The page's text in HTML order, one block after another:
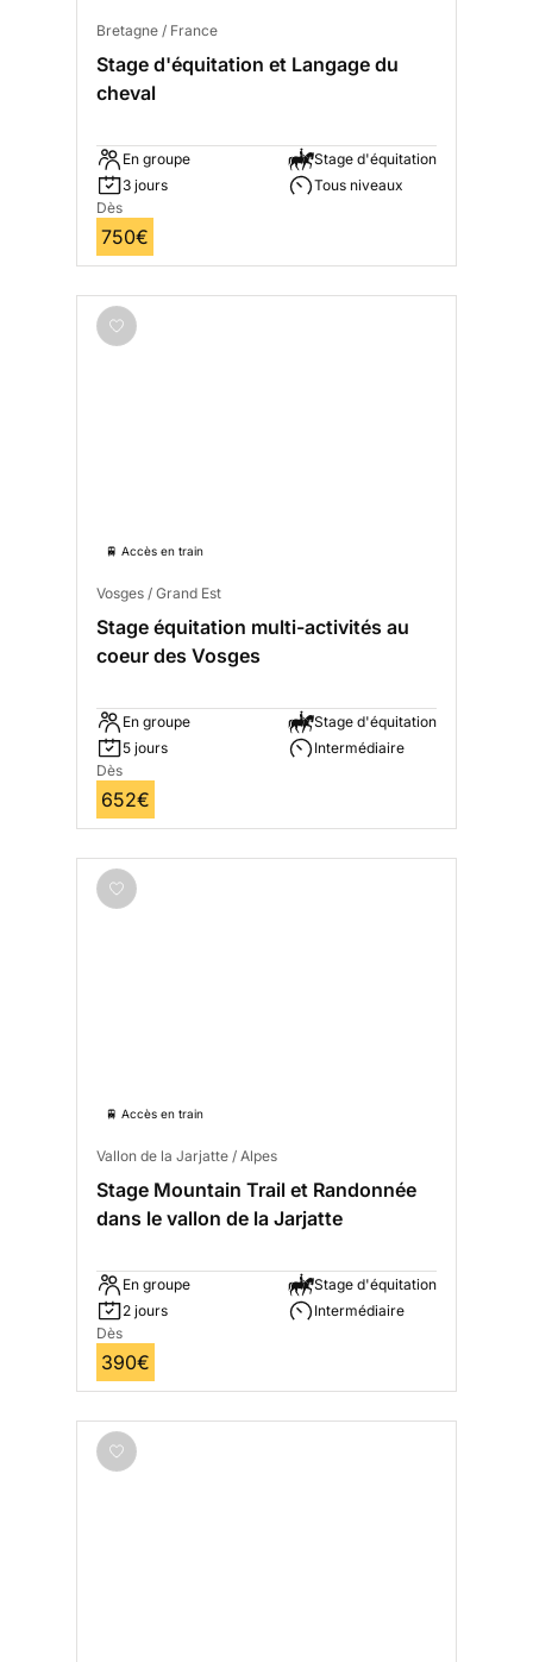
Bretagne / France
Stage d'équitation et Langage du
cheval
En groupe
3 jours
Stage d'équitation
Tous niveaux
Dès
750€
🚆 Accès en train
Vosges / Grand Est
Stage équitation multi-activités au
coeur des Vosges
En groupe
5 jours
Stage d'équitation
Intermédiaire
Dès
652€
🚆 Accès en train
Vallon de la Jarjatte / Alpes
Stage Mountain Trail et Randonnée
dans le vallon de la Jarjatte
En groupe
2 jours
Stage d'équitation
Intermédiaire
Dès
390€